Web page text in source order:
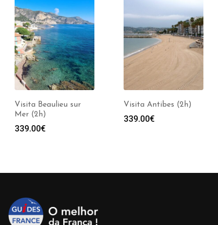
Visita Beaulieu sur
Mer (2h)
339.00€
Visita Antibes (2h)
339.00€